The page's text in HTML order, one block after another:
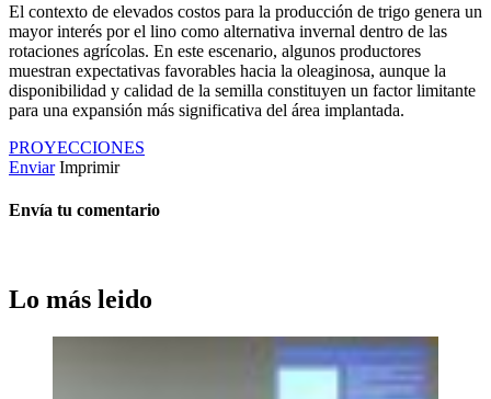
El contexto de elevados costos para la producción de trigo genera un
mayor interés por el lino como alternativa invernal dentro de las
rotaciones agrícolas. En este escenario, algunos productores
muestran expectativas favorables hacia la oleaginosa, aunque la
disponibilidad y calidad de la semilla constituyen un factor limitante
para una expansión más significativa del área implantada.
PROYECCIONES
Enviar Imprimir
Envía tu comentario
Lo más leido